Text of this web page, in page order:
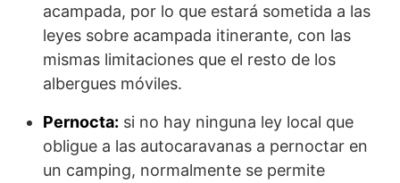
acampada, por lo que estará sometida a las
leyes sobre acampada itinerante, con las
mismas limitaciones que el resto de los
albergues móviles.
Pernocta: si no hay ninguna ley local que
obligue a las autocaravanas a pernoctar en
un camping, normalmente se permite